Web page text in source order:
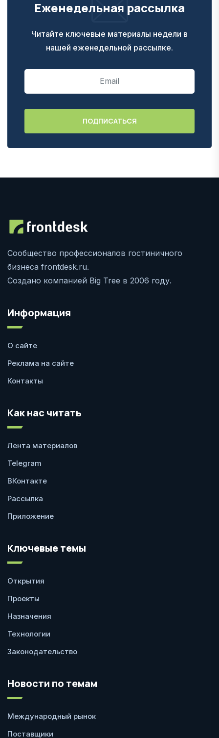
Еженедельная рассылка
Читайте ключевые материалы недели в
нашей еженедельной рассылке.
Сообщество профессионалов гостиничного
бизнеса frontdesk.ru.
Создано компанией Big Tree в 2006 году.
Информация
О сайте
Реклама на сайте
Контакты
Как нас читать
Лента материалов
Telegram
ВКонтакте
Рассылка
Приложение
Ключевые темы
Открытия
Проекты
Назначения
Технологии
Законодательство
Новости по темам
Международный рынок
Поставщики